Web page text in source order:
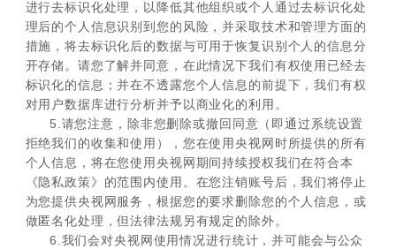
进行去标识化处理，以降低其他组织或个人通过去标识化处
理后的个人信息识别到您的风险，并采取技术和管理方面的
措施，将去标识化后的数据与可用于恢复识别个人的信息分
开存储。请您了解并同意，在此情况下我们有权使用已经去
标识化的信息；并在不透露您个人信息的前提下，我们有权
对用户数据库进行分析并予以商业化的利用。
5.请您注意，除非您删除或撤回同意（即通过系统设置
拒绝我们的收集和使用），您在使用央视网时所提供的所有
个人信息，将在您使用央视网期间持续授权我们在符合本
《隐私政策》的范围内使用。在您注销账号后，我们将停止
为您提供央视网服务，根据您的要求删除您的个人信息，或
做匿名化处理，但法律法规另有规定的除外。
6.我们会对央视网使用情况进行统计，并可能会与公众